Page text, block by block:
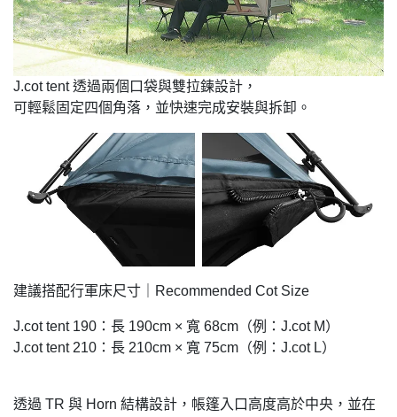
J.cot tent 透過兩個口袋與雙拉鍊設計，
可輕鬆固定四個角落，並快速完成安裝與拆卸。
建議搭配行軍床尺寸｜Recommended Cot Size
J.cot tent 190：長 190cm × 寬 68cm（例：J.cot M）
J.cot tent 210：長 210cm × 寬 75cm（例：J.cot L）
透過 TR 與 Horn 結構設計，帳篷入口高度高於中央，並在